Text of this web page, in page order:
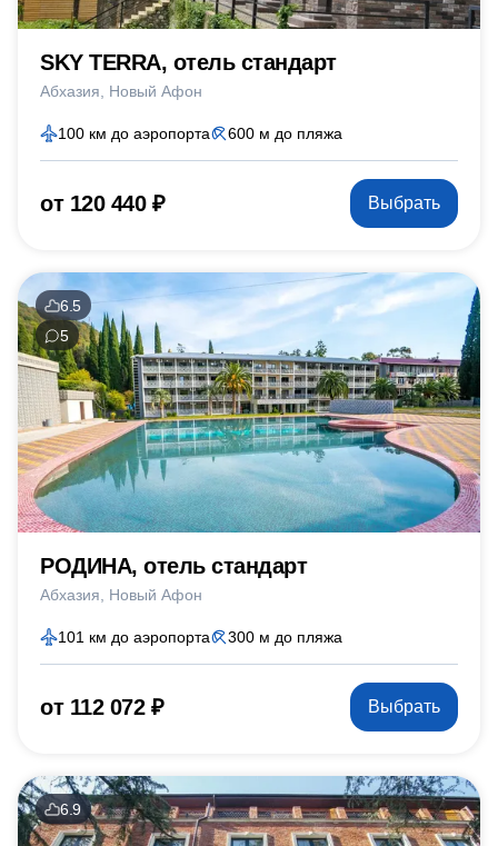
SKY TERRA, отель стандарт
Абхазия Новый Афон
100 км до аэропорта 600 м до пляжа
от 120 440 ₽ Выбрать
6.5
5
РОДИНА, отель стандарт
Абхазия Новый Афон
101 км до аэропорта 300 м до пляжа
от 112 072 ₽ Выбрать
6.9